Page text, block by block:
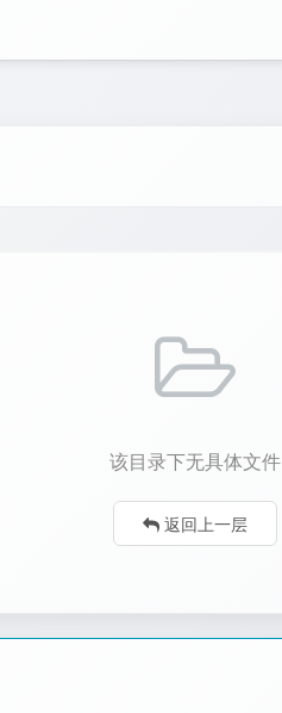
该目录下无具体文件
返回上一层